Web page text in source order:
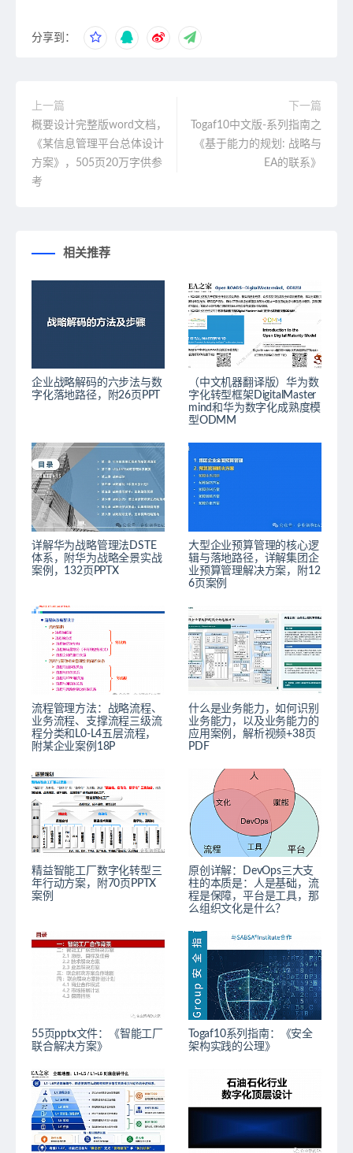
分享到：
上一篇
概要设计完整版word文档，
《某信息管理平台总体设计
方案》，505页20万字供参
考
下一篇
Togaf10中文版-系列指南之
《基于能力的规划: 战略与
EA的联系》
相关推荐
企业战略解码的六步法与数
字化落地路径，附26页PPT
（中文机器翻译版）华为数
字化转型框架DigitalMaster
mind和华为数字化成熟度模
型ODMM
详解华为战略管理法DSTE
体系，附华为战略全景实战
案例，132页PPTX
大型企业预算管理的核心逻
辑与落地路径，详解集团企
业预算管理解决方案，附12
6页案例
流程管理方法：战略流程、
业务流程、支撑流程三级流
程分类和L0-L4五层流程，
附某企业案例18P
什么是业务能力，如何识别
业务能力，以及业务能力的
应用案例，解析视频+38页
PDF
精益智能工厂数字化转型三
年行动方案，附70页PPTX
案例
原创详解：DevOps三大支
柱的本质是：人是基础，流
程是保障，平台是工具，那
么组织文化是什么？
55页pptx文件：《智能工厂
联合解决方案》
Togaf10系列指南：《安全
架构实践的公理》